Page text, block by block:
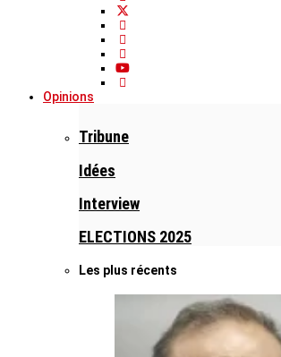
Opinions
Tribune
Idées
Interview
ELECTIONS 2025
Les plus récents